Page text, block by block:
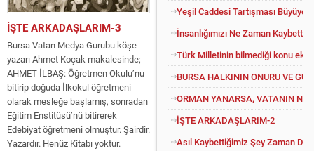
İŞTE ARKADAŞLARIM-3
Bursa Vatan Medya Gurubu köşe
yazarı Ahmet Koçak makalesinde;
AHMET İLBAŞ: Öğretmen Okulu’nu
bitirip doğuda İlkokul öğretmeni
olarak mesleğe başlamış, sonradan
Eğitim Enstitüsü’nü bitirerek
Edebiyat öğretmeni olmuştur. Şairdir.
Yazardır. Henüz Kitabı yoktur.
Yeşil Caddesi Tartışması Büyüyor
İnsanlığımızı Ne Zaman Kaybettik?
Türk Milletinin bilmediği konu
BURSA HALKININ ONURU VE
ORMAN YANARSA, VATANIN
İŞTE ARKADAŞLARIM-2
Asıl Kaybettiğimiz Şey Zaman